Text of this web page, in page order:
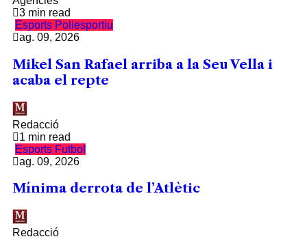
3 min read
Esports Poliesportiu
ag. 09, 2026
Mikel San Rafael arriba a la Seu Vella i
acaba el repte
Redacció
1 min read
Esports Futbol
ag. 09, 2026
Mínima derrota de l’Atlètic
Redacció